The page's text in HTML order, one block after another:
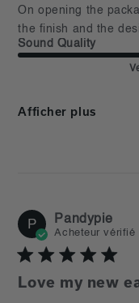
On opening the
the finish and the
Sound Quality
Afficher plus
P Pandypie
Acheteur vérifié
Love my new